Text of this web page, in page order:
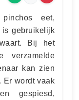
eet,
gebruikelijk
Bij het
verzamelde
kan zien
Er wordt vaak
gespiesd,